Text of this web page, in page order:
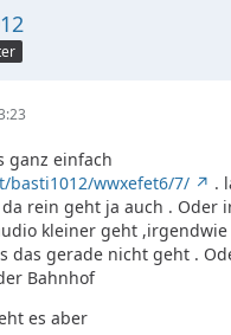
ganz einfach
basti1012/wwxefet6/7/
.
rein geht ja auch . Oder
kleiner geht
das gerade nicht geht .
Bahnhof
es aber